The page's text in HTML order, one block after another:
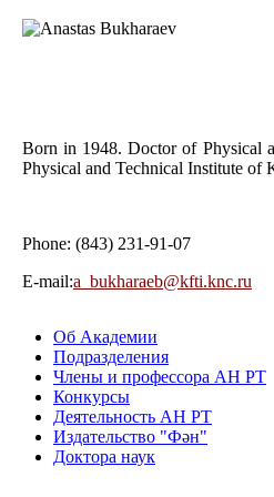
Born in 1948. Doctor of Physical
Physical and Technical Institute of
Phone: (843) 231-91-07
E-mail:а_bukharaeb@kfti.knc.ru
Об Академии
Подразделения
Члены и профессора АН РТ
Конкурсы
Деятельность АН РТ
Издательство "Фән"
Доктора наук